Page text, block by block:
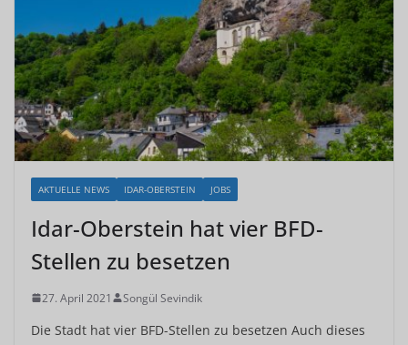
AKTUELLE NEWS IDAR-OBERSTEIN JOBS
Idar-Oberstein hat vier BFD-
Stellen zu besetzen
27. April 2021 Songül Sevindik
Die Stadt hat vier BFD-Stellen zu besetzen Auch dieses